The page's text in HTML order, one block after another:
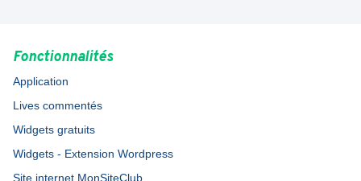
Fonctionnalités
Application
Lives commentés
Widgets gratuits
Widgets - Extension Wordpress
Site internet MonSiteClub